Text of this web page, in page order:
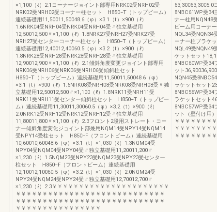
×1,100（ℓ）2.1コーナージョイント部専用NRK02受NRH02受
NRK02受NRH02受コーナー柱セット H850−T（トップビーム）
連続基礎用11,50011,50048.6（φ）×3.1（t）×900（ℓ）
1.6NRK04受NRH04受NRK04受NRH04受〃独立基礎用
12,50012,500〃×1,100（ℓ）1.8NRK27受NRH27受NRK27受
NRH27受センターコーナー柱セット H850−T（トップビーム）
連続基礎用12,40012,40060.5（φ）×3.2（t）×900（ℓ）
1.8NRK28受NRH28受NRK28受NRH28受〃独立基礎用
12,90012,900〃×1,100（ℓ）2.1傾斜角度変更ジョイント部専用
NRK06受NRH06受NRK06受NRH06受傾斜柱セット
H850−T（トップビーム）連続基礎用11,50011,50048.6（φ）
×3.1（t）×900（ℓ）1.6NRK08受NRH08受NRK08受NRH08受〃独
立基礎用12,50012,500〃×1,100（ℓ）1.8NRK11受NRH11受
NRK11受NRH11受センター傾斜柱セット H850−T（トップビー
ム）連続基礎用11,30011,30060.5（φ）×3.2（t）×900（ℓ）
2.0NRK12受NRH12受NRK12受NRH12受〃独立基礎用
11,80011,800〃×1,100（ℓ）2.3フロント2段用ストレート・コー
ナー傾斜角度変化ジョイント部兼用NQM14受NPY14受NQM14
受NPY14受柱セット H850−F（フロントビーム）連続基礎用
10,60010,60048.6（φ）×3.1（t）×1,030（ℓ）1.3NQM04受
NPY04受NQM04受NPY04受〃独立基礎用11,20011,200〃
×1,230（ℓ）1.5NQM23受NPY23受NQM23受NPY23受センター
柱セット H850−F（フロントビーム）連続基礎用
12,10012,10060.5（φ）×3.2（t）×1,030（ℓ）2.0NQM24受
NPY24受NQM24受NPY24受〃独立基礎用12,70012,700〃
×1,230（ℓ）2.3￥￥￥￥￥￥￥￥￥￥￥￥￥￥￥￥￥￥￥￥￥￥
￥￥￥￥￥￥￥￥￥￥￥￥￥￥￥￥￥￥￥￥￥￥￥￥￥￥￥￥
￥￥￥￥￥￥￥￥￥￥￥￥￥￥￥￥￥￥￥￥￥￥￥￥￥￥￥￥
￥￥￥￥￥￥￥￥￥￥￥￥￥￥￥￥
63,30063,3005.0
8NBC61WP受34
ナー柱用NQN48
ビーム用コーナ
NQL34受NQN34
ーナー柱ブラケ
NQL49受NQN49
ケットセット
8NBC60WP受34
ット
NQN45受
ラケットセット
8NBC56WP受34
ラケットセット
8NBC57WP受34
ット（壁付け用
￥￥￥￥￥￥￥
￥￥￥￥￥￥￥
￥￥￥￥￥￥￥